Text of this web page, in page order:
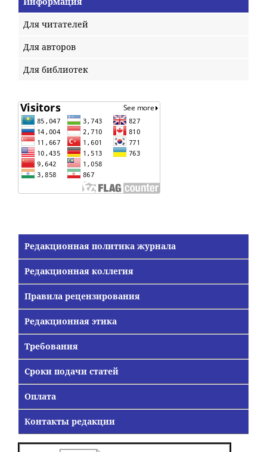
Для читателей
Для авторов
Для библиотек
Редакционная политика журнала
Редакционная коллегия
Правила рецензирования
Редакционная этика
Требования
Сроки подачи статей
Оплата
Контакты редакции